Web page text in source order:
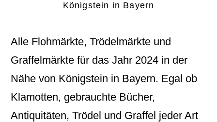
Königstein in Bayern
Alle Flohmärkte, Trödelmärkte und
Graffelmärkte für das Jahr 2024 in der
Nähe von Königstein in Bayern. Egal ob
Klamotten, gebrauchte Bücher,
Antiquitäten, Trödel und Graffel jeder Art